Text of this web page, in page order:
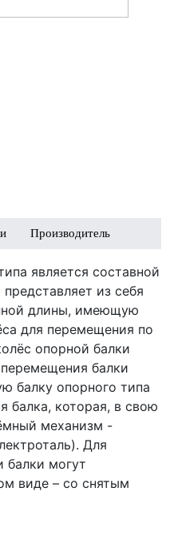
Производитель
является составной
из себя
длины, имеющую
для перемещения по
опорной балки
балки
балку опорного типа
балка, которая, в свою
механизм -
Для
балки могут
виде – со снятым